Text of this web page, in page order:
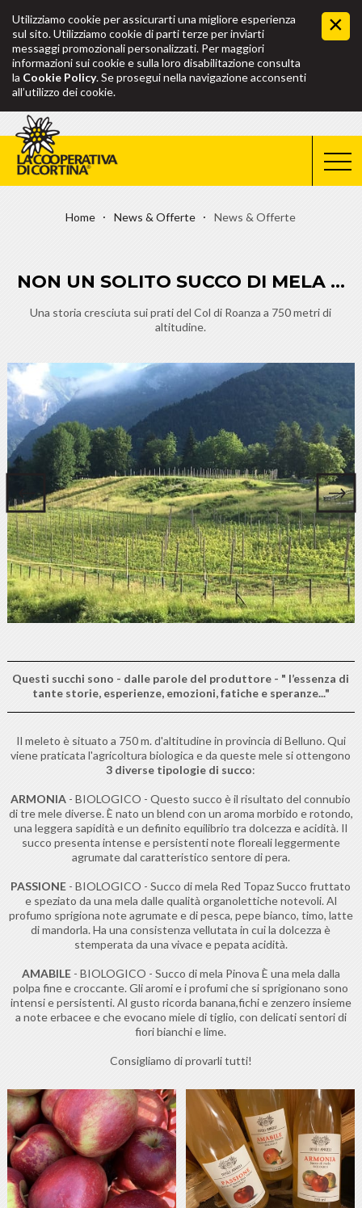
Utilizziamo cookie per assicurarti una migliore esperienza
sul sito. Utilizziamo cookie di parti terze per inviarti
messaggi promozionali personalizzati. Per maggiori
informazioni sui cookie e sulla loro disabilitazione consulta
la Cookie Policy. Se prosegui nella navigazione acconsenti
all’utilizzo dei cookie.
Home News & Offerte News & Offerte
NON UN SOLITO SUCCO DI MELA ...
Una storia cresciuta sui prati del Col di Roanza a 750 metri di
altitudine.
Questi succhi sono - dalle parole del produttore - " l’essenza di
tante storie, esperienze, emozioni, fatiche e speranze..."
Il meleto è situato a 750 m. d'altitudine in provincia di Belluno. Qui
viene praticata l'agricoltura biologica e da queste mele si ottengono
3 diverse tipologie di succo:
ARMONIA - BIOLOGICO - Questo succo è il risultato del connubio
di tre mele diverse. È nato un blend con un aroma morbido e rotondo,
una leggera sapidità e un definito equilibrio tra dolcezza e acidità. Il
succo presenta intense e persistenti note floreali leggermente
agrumate dal caratteristico sentore di pera.
PASSIONE - BIOLOGICO - Succo di mela Red Topaz Succo fruttato
e speziato da una mela dalle qualità organolettiche notevoli. Al
profumo sprigiona note agrumate e di pesca, pepe bianco, timo, latte
di mandorla. Ha una consistenza vellutata in cui la dolcezza è
stemperata da una vivace e pepata acidità.
AMABILE- BIOLOGICO - Succo di mela Pinova È una mela dalla
polpa fine e croccante. Gli aromi e i profumi che si sprigionano sono
intensi e persistenti. Al gusto ricorda banana,fichi e zenzero insieme
a note erbacee e che evocano miele di tiglio, con delicati sentori di
fiori bianchi e lime.
Consigliamo di provarli tutti!